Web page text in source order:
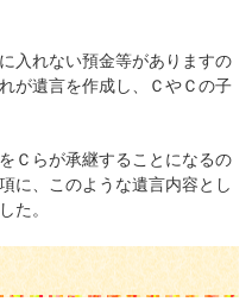
入れない預金等がありますの
が遺言を作成し、ＣやＣの子
Ｃらが承継することになるの
に、このような遺言内容とし
た。